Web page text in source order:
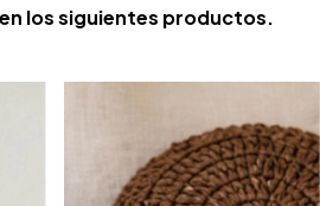
los siguientes productos.